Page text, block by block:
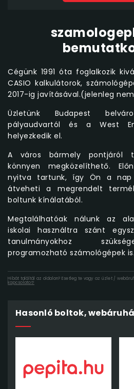
Cégünk 1991 óta foglalkozik
CASIO kalkulátorok,
2017-ig javításával.(jelenleg
Üzletünk Budapest
pályaudvartól és a West
helyezkedik el.
A város bármely pontjáról
könnyen megközelíthető.
nyitva tartunk, így Ön a nap
átveheti a megrendelt
boltunk kínálatából.
Megtalálhatóak nálunk az
iskolai használtra szánt
tanulmányokhoz
programozható számológépek is.
Hibát találtál az oldalon? Esetleg te vagy az üzlet /
kapcsolatot!
Hasonló boltok,